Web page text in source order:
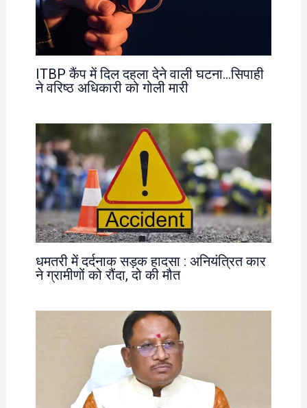
ITBP कैंप में दिल दहला देने वाली घटना…सिपाही
ने वरिष्ठ अधिकारी को गोली मारी
धमतरी में दर्दनाक सड़क हादसा : अनियंत्रित कार
ने ग्रामीणों को रौंदा, दो की मौत